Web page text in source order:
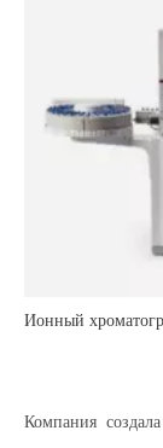
Ионный
Компания